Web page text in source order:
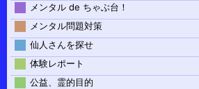
メンタル de ちゃぶ台！
メンタル問題対策
仙人さんを探せ
体験レポート
公益、霊的目的